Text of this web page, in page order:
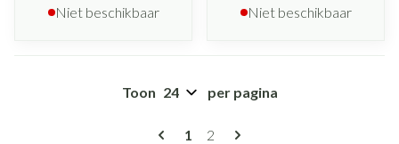
Niet beschikbaar Niet beschikbaar
Pagina's
U lees momenteel pagina
1 Pagina
2
Toon per pagina